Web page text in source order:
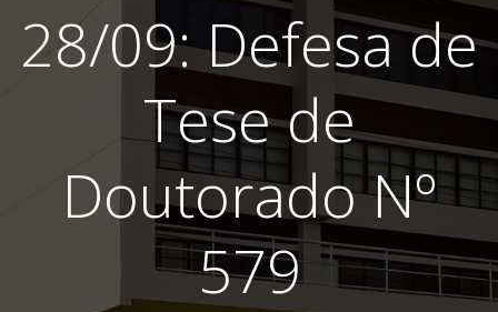
28/09: Defesa de
Tese de
Doutorado Nº
579